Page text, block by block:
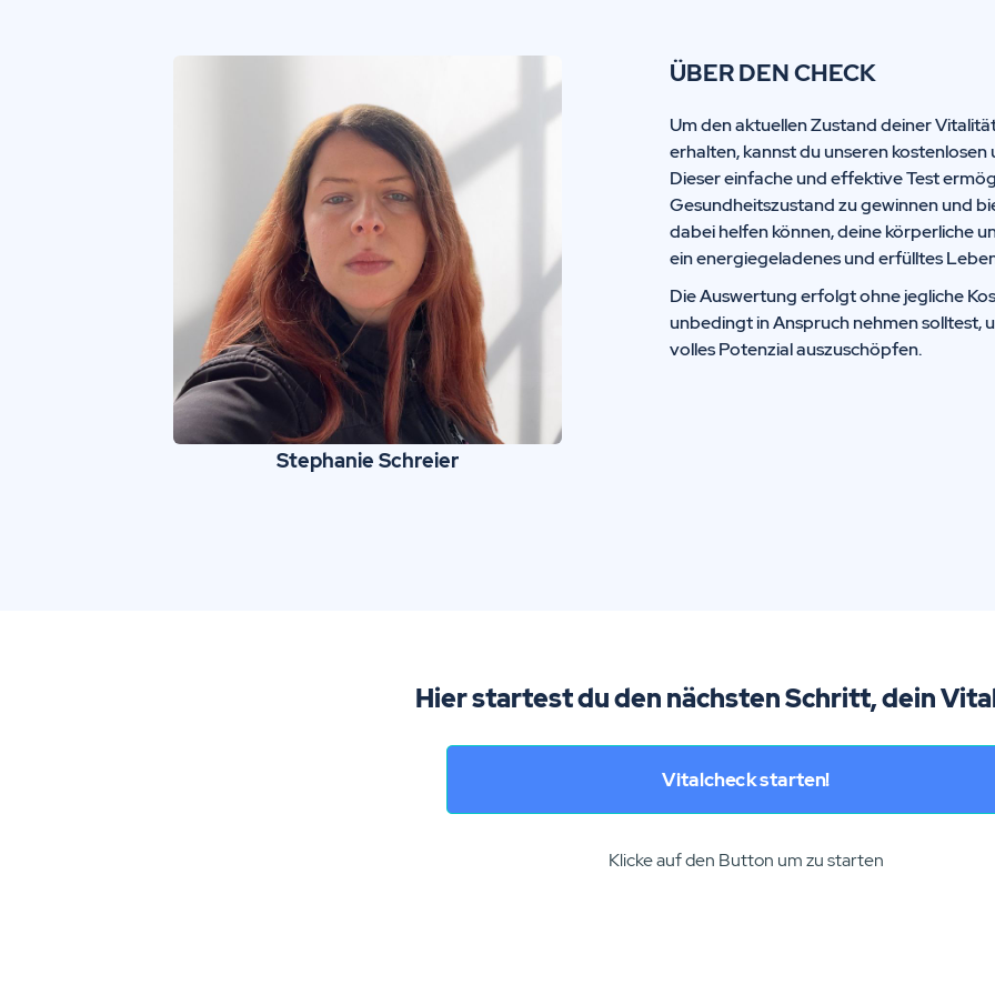
Stephanie Schreier
ÜBER DEN CHECK
Um den aktuellen Zustand deiner
erhalten, kannst du unseren
Dieser einfache und effektive Test
Gesundheitszustand zu gewinnen und
dabei helfen können, deine körperliche
ein energiegeladenes und erfülltes
Die Auswertung erfolgt ohne jegliche
unbedingt in Anspruch nehmen solltest,
volles Potenzial auszuschöpfen.
Hier startest du den nächsten Schritt, dein
Vitalcheck starten!
Klicke auf den Button um zu starten